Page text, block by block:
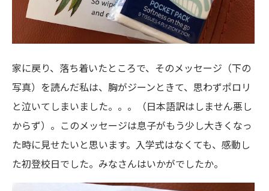
家に戻り、落ち着いたところで、そのメッセージ（下の
写真）を読んだ私は、胸がジーンときて、思わずポロリ
と泣いてしまいました。。。（日本語訳はしません悪し
からず）。このメッセージは息子がもう少し大きくなっ
た時に見せたいと思います。入学式はなくても、感動し
た初登校日でした。みなさんはいかがでしたか。